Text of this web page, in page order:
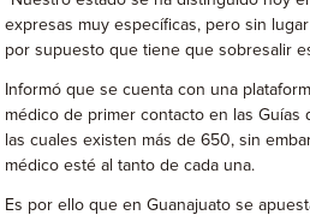
expresas muy específicas, pero sin
por supuesto que tiene que sobresalir
Informó que se cuenta con una
médico de primer contacto en las Guías
las cuales existen más de 650, sin
médico esté al tanto de cada una.
Es por ello que en Guanajuato se